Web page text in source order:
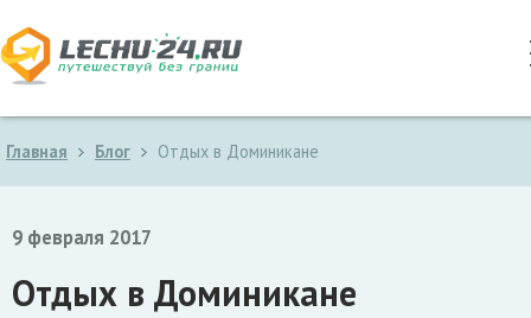
Главная Блог Отдых в Доминикане
9 февраля 2017
Отдых в Доминикане